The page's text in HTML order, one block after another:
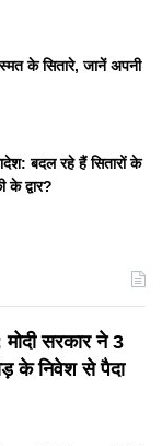
के सितारे, जानें अपनी
बदल रहे हैं सितारों के
द्वार?
सरकार ने 3
के निवेश से पैदा